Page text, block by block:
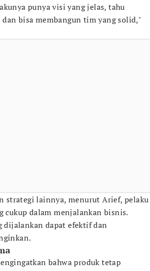
punya visi yang jelas, tahu
bisa membangun tim yang solid,"
strategi lainnya, menurut Arief, pelaku
cukup dalam menjalankan bisnis.
dijalankan dapat efektif dan
bahwa produk tetap